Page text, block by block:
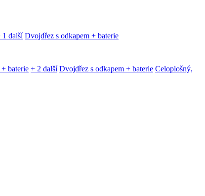
1 další Dvojdřez s odkapem + baterie
baterie + 2 další Dvojdřez s odkapem + baterie Celoplošný,